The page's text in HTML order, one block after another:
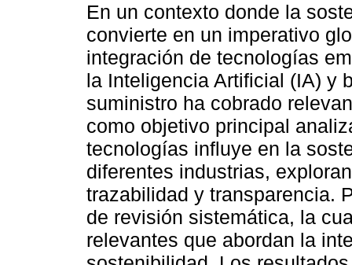
En un contexto donde la
convierte en un imperativo
integración de tecnologías
la Inteligencia Artificial (IA) y
suministro ha cobrado
como objetivo principal
tecnologías influye en la
diferentes industrias,
trazabilidad y transparencia.
de revisión sistemática, la
relevantes que abordan la